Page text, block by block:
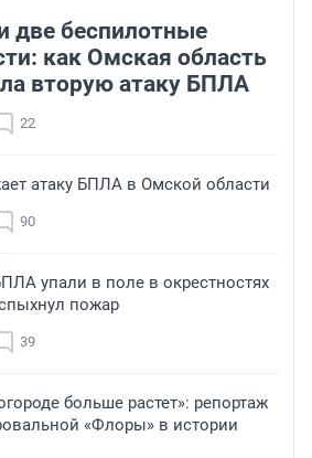
две беспилотные
как Омская область
вторую атаку БПЛА
22
атаку БПЛА в Омской области
90
упали в поле в окрестностях
пожар
39
больше растет»: репортаж
«Флоры» в истории